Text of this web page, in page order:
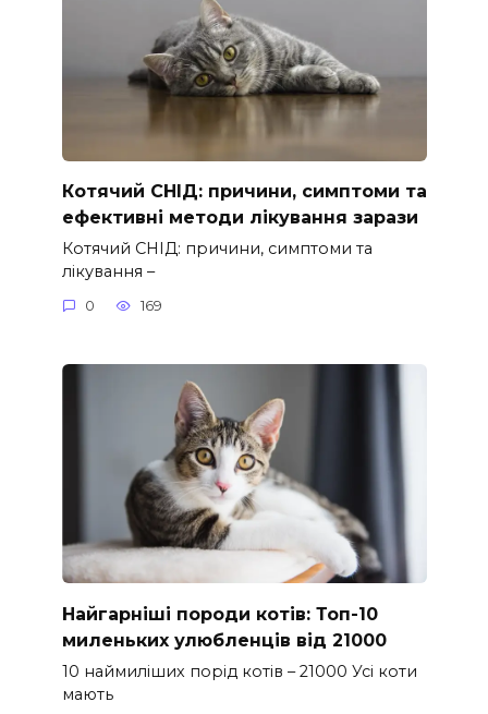
Котячий СНІД: причини, симптоми та
ефективні методи лікування зарази
Котячий СНІД: причини, симптоми та
лікування –
0 169
Найгарніші породи котів: Топ-10
миленьких улюбленців від 21000
10 наймиліших порід котів – 21000 Усі коти
мають